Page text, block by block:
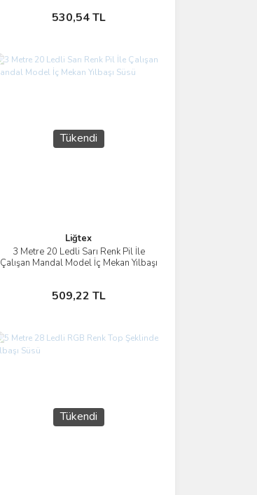
530,54 TL
Sepete Ekle
Tükendi
Liğtex
3 Metre 20 Ledli Sarı Renk Pil İle
Çalışan Mandal Model İç Mekan Yılbaşı
509,22 TL
İncele
Stokta Yok
Tükendi